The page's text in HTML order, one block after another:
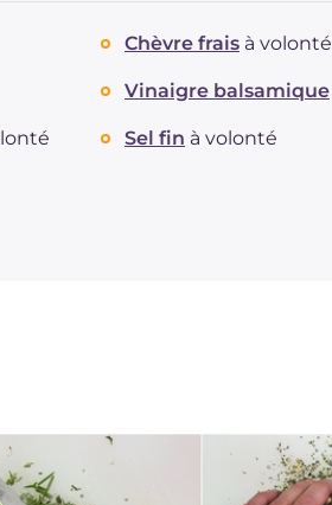
Chèvre frais à volonté
Vinaigre balsamique
Sel fin à volonté